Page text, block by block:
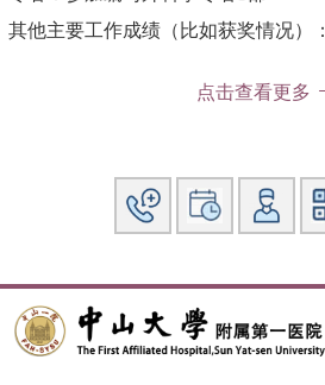
其他主要工作成绩（比如获奖情况）：
点击查看更多